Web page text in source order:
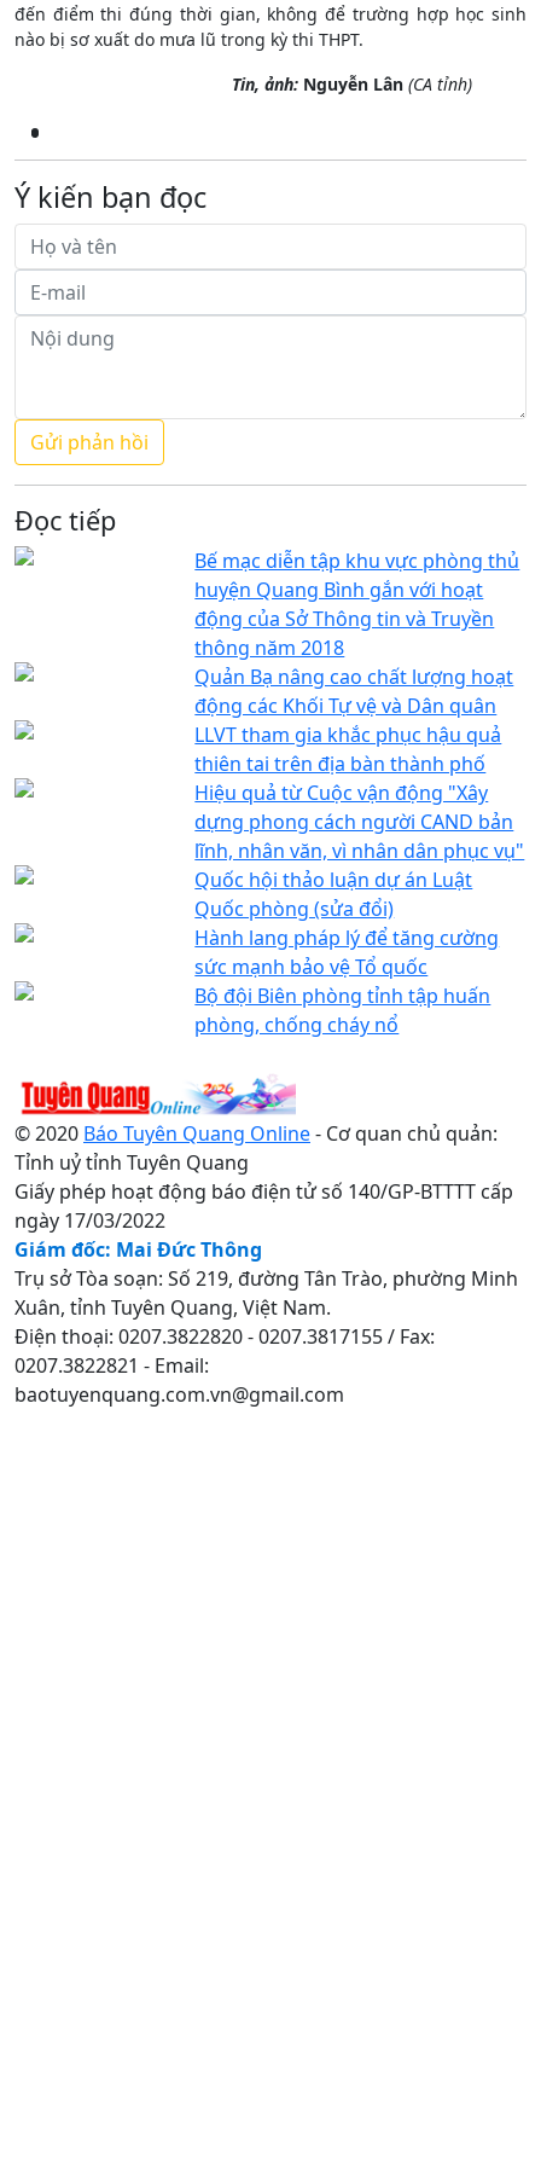
đến điểm thi đúng thời gian, không để trường hợp học sinh
nào bị sơ xuất do mưa lũ trong kỳ thi THPT.
Tin, ảnh: Nguyễn Lân (CA tỉnh)
Ý kiến bạn đọc
Đọc tiếp
Bế mạc diễn tập khu vực phòng thủ
huyện Quang Bình gắn với hoạt
động của Sở Thông tin và Truyền
thông năm 2018
Quản Bạ nâng cao chất lượng hoạt
động các Khối Tự vệ và Dân quân
LLVT tham gia khắc phục hậu quả
thiên tai trên địa bàn thành phố
Hiệu quả từ Cuộc vận động "Xây
dựng phong cách người CAND bản
lĩnh, nhân văn, vì nhân dân phục vụ"
Quốc hội thảo luận dự án Luật
Quốc phòng (sửa đổi)
Hành lang pháp lý để tăng cường
sức mạnh bảo vệ Tổ quốc
Bộ đội Biên phòng tỉnh tập huấn
phòng, chống cháy nổ
© 2020 Báo Tuyên Quang Online- Cơ quan chủ quản:
Tỉnh uỷ tỉnh Tuyên Quang
Giấy phép hoạt động báo điện tử số 140/GP-BTTTT cấp
ngày 17/03/2022
Giám đốc: Mai Đức Thông
Trụ sở Tòa soạn: Số 219, đường Tân Trào, phường Minh
Xuân, tỉnh Tuyên Quang, Việt Nam.
Điện thoại: 0207.3822820 - 0207.3817155 / Fax:
0207.3822821 - Email:
baotuyenquang.com.vn@gmail.com